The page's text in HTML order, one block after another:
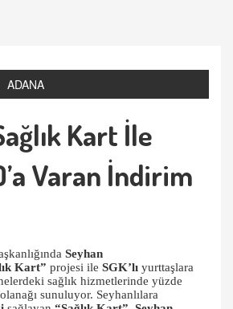
ADANA
Kart İle
Varan İndirim
Seyhan
Kart” projesi ile SGK’lı yurttaşlara
sağlık hizmetlerinde yüzde
sunuluyor. Seyhanlılara